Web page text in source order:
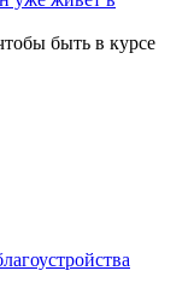
быть в курсе